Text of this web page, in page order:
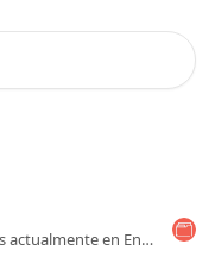
Revisa el detalle de los planes que tenemos actualmente en Encuadrado